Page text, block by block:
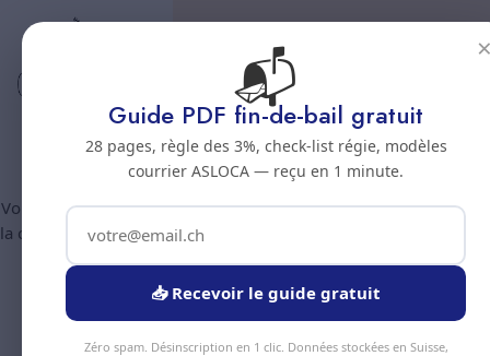
Code postal 1092
Nettoyage professionnel -
Code postal 1092
Vous êtes au code postal1092? Chez Nous Clean intervient dans
la commune de :Belmont-sur-Lausanne
90 prestations disponibles, devis gratuit sous 24h.
Devis Instantané +41 78 319 32 82
📬
Guide PDF fin-de-bail gratuit
28 pages, règle des 3%, check-list régie, modèles
courrier ASLOCA — reçu en 1 minute.
📥 Recevoir le guide gratuit
Zéro spam. Désinscription en 1 clic. Données stockées en Suisse,